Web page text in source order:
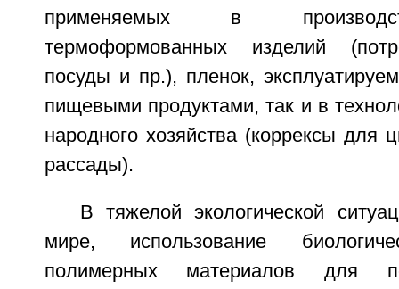
применяемых в
термоформованных изделий
посуды и пр.), пленок,
пищевыми продуктами, так и в
народного хозяйства (коррексы для
рассады).
В тяжелой экологической
мире, использование
полимерных материалов для